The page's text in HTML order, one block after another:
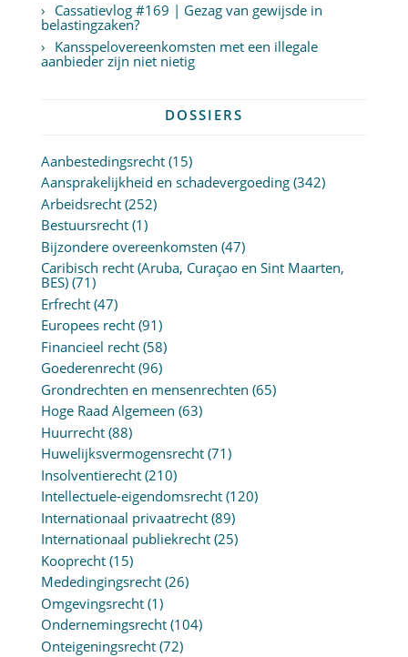
Cassatievlog #169 | Gezag van gewijsde in
belastingzaken?
Kansspelovereenkomsten met een illegale
aanbieder zijn niet nietig
DOSSIERS
Aanbestedingsrecht(15)
Aansprakelijkheid en schadevergoeding(342)
Arbeidsrecht(252)
Bestuursrecht(1)
Bijzondere overeenkomsten (47)
Caribisch recht (Aruba, Curaçao en Sint Maarten,
BES)(71)
Erfrecht(47)
Europees recht(91)
Financieel recht(58)
Goederenrecht(96)
Grondrechten en mensenrechten (65)
Hoge Raad Algemeen (63)
Huurrecht(88)
Huwelijksvermogensrecht(71)
Insolventierecht(210)
Intellectuele-eigendomsrecht(120)
Internationaal privaatrecht(89)
Internationaal publiekrecht(25)
Kooprecht(15)
Mededingingsrecht(26)
Omgevingsrecht(1)
Ondernemingsrecht(104)
Onteigeningsrecht(72)